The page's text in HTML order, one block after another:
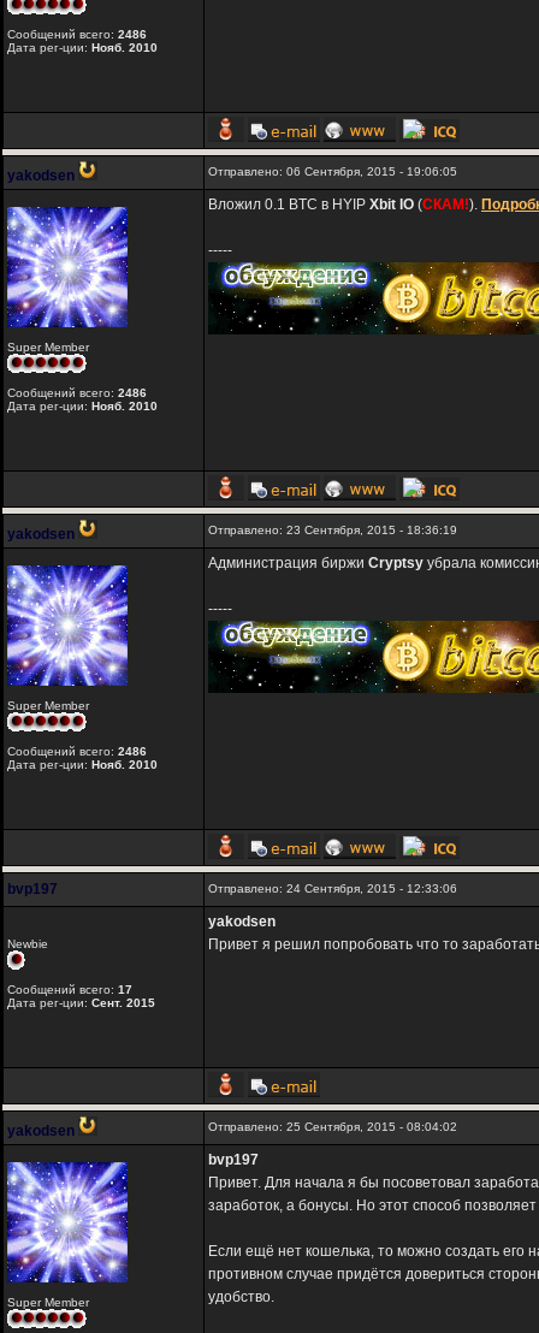
Сообщений всего: 2486
Дата рег-ции: Нояб. 2010
yakodsen Отправлено: 06 Сентября, 2015 - 19:06:05
Super Member
Сообщений всего: 2486
Дата рег-ции: Нояб. 2010
Вложил 0.1 BTC в HYIP Xbit IO (СКАМ!).
-----
yakodsen Отправлено: 23 Сентября, 2015 - 18:36:19
Super Member
Сообщений всего: 2486
Дата рег-ции: Нояб. 2010
Администрация биржи Cryptsy убрала
-----
bvp197 Отправлено: 24 Сентября, 2015 - 12:33:06
Newbie
Сообщений всего: 17
Дата рег-ции: Сент. 2015
yakodsen
Привет я решил попробовать что то
yakodsen Отправлено: 25 Сентября, 2015 - 08:04:02
Super Member
bvp197
Привет. Для начала я бы посоветовал
заработок, а бонусы. Но этот способ
Если ещё нет кошелька, то можно создать его
противном случае придётся довериться
удобство.